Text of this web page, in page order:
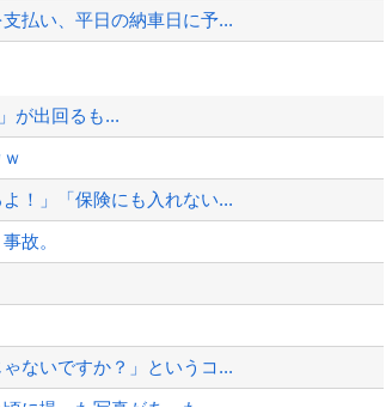
払い、平日の納車日に予...
ｗ
万人がポイント給付事...
ｗ
飛び交う。1週間ぶり...
へ
が出回るも...
！」「保険にも入れない...
故。
ないですか？」というコ...
に撮った写真があった